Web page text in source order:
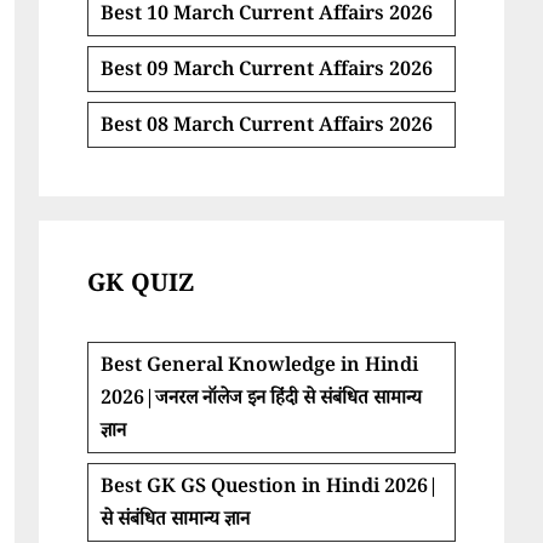
Best 10 March Current Affairs 2026
Best 09 March Current Affairs 2026
Best 08 March Current Affairs 2026
GK QUIZ
Best General Knowledge in Hindi
2026|जनरल नॉलेज इन हिंदी से संबंधित सामान्य
ज्ञान
Best GK GS Question in Hindi 2026|
से संबंधित सामान्य ज्ञान